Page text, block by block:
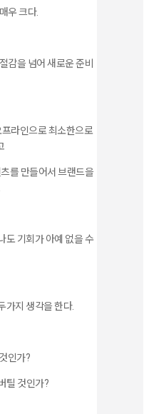
우 크다.
감을 넘어 새로운 준비
라인으로 최소한으로
를 만들어서 브랜드을
도 기회가 아예 없을 수
가지 생각을 한다.
인가?
틸 것인가?